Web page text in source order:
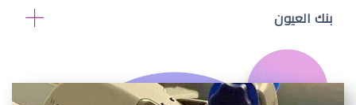
بنك العيون